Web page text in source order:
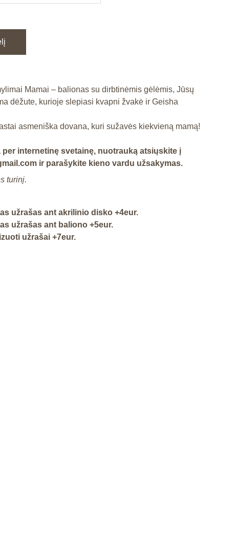
Mamai – balionas su dirbtinėmis gėlėmis, Jūsų
dėžute, kurioje slepiasi kvapni žvakė ir Geisha
asmeniška dovana, kuri sužavės kiekvieną mamą!
internetinę svetainę, nuotrauką atsiųskite į
ir parašykite kieno vardu užsakymas.
turinį.
užrašas ant akrilinio disko +4eur.
užrašas ant baliono +5eur.
užrašai +7eur.